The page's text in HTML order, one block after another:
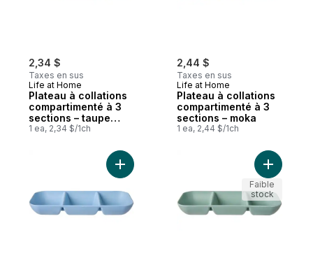
2,34 $
Taxes en sus
Life at Home
Plateau à collations
compartimenté à 3
sections – taupe
côtier
1 ea, 2,34 $/1ch
2,44 $
Taxes en sus
Life at Home
Plateau à collations
compartimenté à 3
sections – moka
1 ea, 2,44 $/1ch
Ajouter Plateau à collations Ajouter
Faible
stock